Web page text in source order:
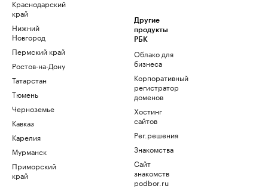
Краснодарский
край
Нижний
Новгород
Пермский край
Ростов-на-Дону
Татарстан
Тюмень
Черноземье
Кавказ
Карелия
Мурманск
Приморский
край
Другие
продукты
РБК
Облако для
бизнеса
Корпоративный
регистратор
доменов
Хостинг
сайтов
Рег.решения
Знакомства
Сайт
знакомств
podbor.ru